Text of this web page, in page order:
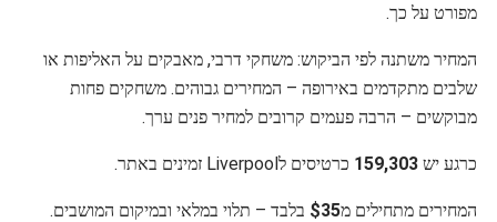
מפורט על כך.
המחיר משתנה לפי הביקוש: משחקי דרבי, מאבקים על האליפות או
שלבים מתקדמים באירופה – המחירים גבוהים. משחקים פחות
מבוקשים – הרבה פעמים קרובים למחיר פנים ערך.
כרגע יש 159,303 כרטיסים לLiverpool זמינים באתר.
המחירים מתחילים מ$35 בלבד – תלוי במלאי ובמיקום המושבים.